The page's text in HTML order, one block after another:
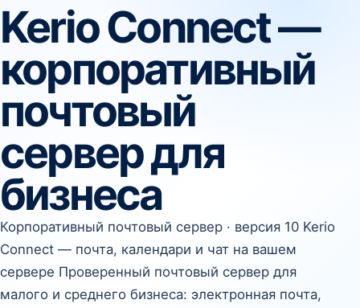
Kerio Connect —
корпоративный
почтовый
сервер для
бизнеса
Корпоративный почтовый сервер · версия 10 Kerio
Connect — почта, календари и чат на вашем
сервере Проверенный почтовый сервер для
малого и среднего бизнеса: электронная почта,